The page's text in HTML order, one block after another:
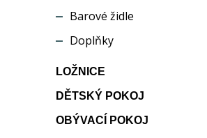
Barové židle
Doplňky
LOŽNICE
DĚTSKÝ POKOJ
OBÝVACÍ POKOJ